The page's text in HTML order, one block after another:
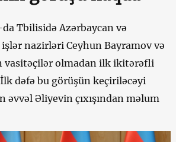
Tbilisidə Azərbaycan və
nazirləri Ceyhun Bayramov və
vasitəçilər olmadan ilk ikitərəfli
dəfə bu görüşün keçiriləcəyi
əvvəl Əliyevin çıxışından məlum